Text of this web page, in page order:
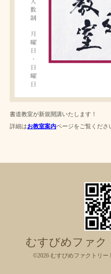
書道教室が新規開講いたします！
詳細はお教室案内ページをご覧くださ
むすびめファク
©2026 むすびめファクトリー